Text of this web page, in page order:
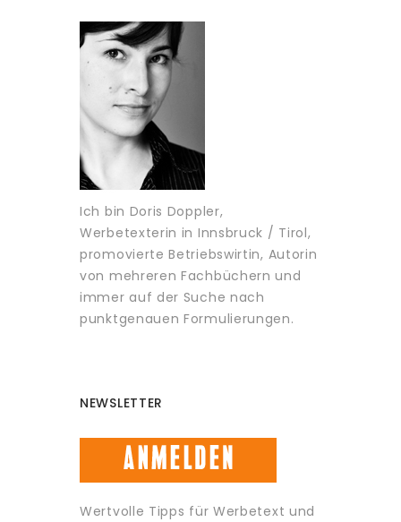
Ich bin Doris Doppler,
Werbetexterin in Innsbruck / Tirol,
promovierte Betriebswirtin, Autorin
von mehreren Fachbüchern und
immer auf der Suche nach
punktgenauen Formulierungen.
NEWSLETTER
Wertvolle Tipps für Werbetext und